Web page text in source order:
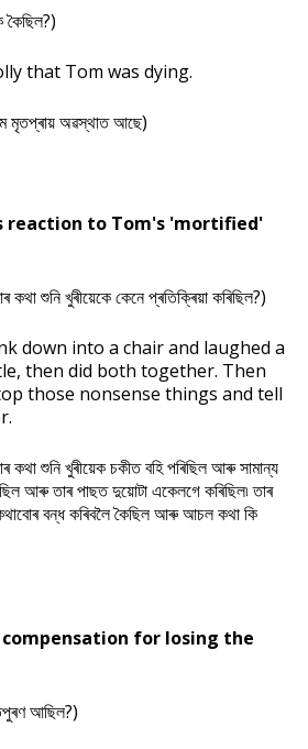
কৈছিল?)
that Tom was dying.
মৃতপ্ৰায় অৱস্থাত আছে)
reaction to Tom's 'mortified'
শুনি খুৰীয়েকে কেনে প্ৰতিক্ৰিয়া কৰিছিল?)
down into a chair and laughed a
then did both together. Then
those nonsense things and tell
কথা শুনি খুৰীয়েক চকীত বহি পৰিছিল আৰু সামান্য
আৰু তাৰ পাছত দুয়োটা একেলগে কৰিছিল৷ তাৰ
বন্ধ কৰিবলৈ কৈছিল আৰু আচল কথা কি
for losing the
আছিল?)